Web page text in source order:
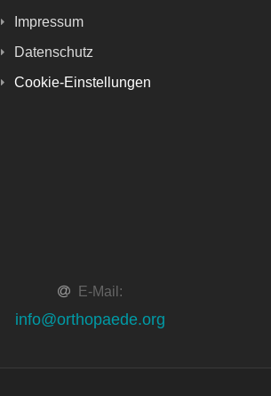
Impressum
Datenschutz
Cookie-Einstellungen
E-Mail:
info@orthopaede.org